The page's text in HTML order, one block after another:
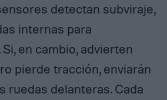
detectan subviraje,
internas para
en cambio, advierten
pierde tracción, enviarán
ruedas delanteras. Cada